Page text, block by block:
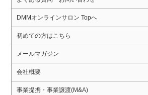
DMMオンラインサロン Topへ
初めての方はこちら
メールマガジン
会社概要
事業提携・事業譲渡(M&A)